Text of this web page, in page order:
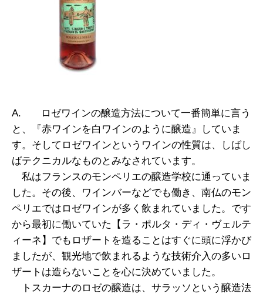
A. ロゼワインの醸造方法について一番簡単に言う
と、『赤ワインを白ワインのように醸造』していま
す。そしてロゼワインというワインの性質は、しばし
ばテクニカルなものとみなされています。
私はフランスのモンペリエの醸造学校に通っていま
した。その後、ワインバーなどでも働き、南仏のモン
ペリエではロゼワインが多く飲まれていました。です
から最初に働いていた【ラ・ポルタ・ディ・ヴェルテ
ィーネ】でもロザートを造ることはすぐに頭に浮かび
ましたが、観光地で飲まれるような技術介入の多いロ
ザートは造らないことを心に決めていました。
トスカーナのロゼの醸造は、サラッソという醸造法